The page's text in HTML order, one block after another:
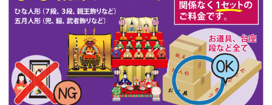
第47回人形供養祭 令和3年10月11日(月)
第46回人形供養祭 令和3年9月13日(月)
第45回人形供養祭令和3年7月12日(月)
第44回人形供養祭令和3年6月3日(木)